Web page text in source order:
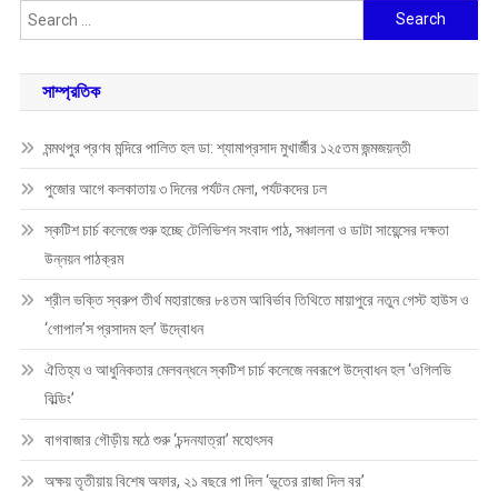
Search
for:
সাম্প্রতিক
মন্মথপুর প্রণব মন্দিরে পালিত হল ডা: শ্যামাপ্রসাদ মুখার্জীর ১২৫তম জন্মজয়ন্তী
পুজোর আগে কলকাতায় ৩ দিনের পর্যটন মেলা, পর্যটকদের ঢল
স্কটিশ চার্চ কলেজে শুরু হচ্ছে টেলিভিশন সংবাদ পাঠ, সঞ্চালনা ও ডাটা সায়েন্সের দক্ষতা
উন্নয়ন পাঠক্রম
শ্রীল ভক্তি স্বরুপ তীর্থ মহারাজের ৮৪তম আবির্ভাব তিথিতে মায়াপুরে নতুন গেস্ট হাউস ও
‘গোপাল’স প্রসাদম হল’ উদ্বোধন
ঐতিহ্য ও আধুনিকতার মেলবন্ধনে স্কটিশ চার্চ কলেজে নবরূপে উদ্বোধন হল ‘ওগিলভি
বিল্ডিং’
বাগবাজার গৌড়ীয় মঠে শুরু ‘চন্দনযাত্রা’ মহোৎসব
অক্ষয় তৃতীয়ায় বিশেষ অফার, ২১ বছরে পা দিল ‘ভূতের রাজা দিল বর’